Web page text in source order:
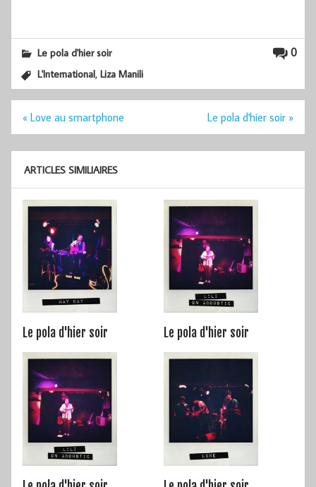
0
Le pola d'hier soir
L'International,Liza Manili
Navigation
« Love au smartphone Le pola d'hier soir »
ARTICLES SIMILIAIRES
Le pola d'hier soir Le pola d'hier soir